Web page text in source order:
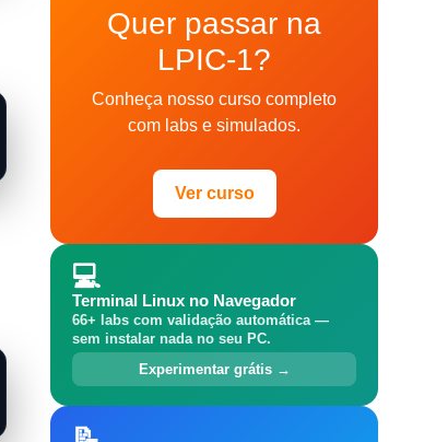
Quer passar na
LPIC-1?
Conheça nosso curso completo
com labs e simulados.
Ver curso
💻
Terminal Linux no Navegador
66+ labs com validação automática —
sem instalar nada no seu PC.
Experimentar grátis →